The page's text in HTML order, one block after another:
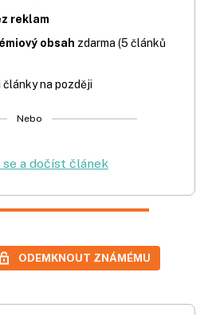
reklam
obsah zdarma (5 článků
na později
Nebo
a dočíst článek
ODEMKNOUT ZNÁMÉMU